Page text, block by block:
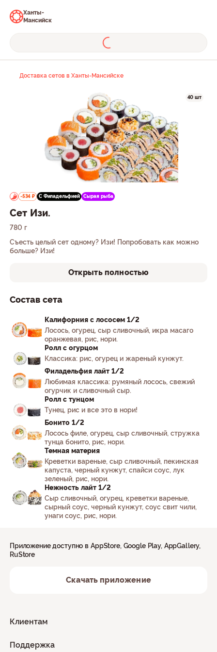
Ханты-
Мансийск
Доставка сетов в Ханты-Мансийске
40 шт
-534 ₽ С Филадельфией Сырая рыба
Сет Изи.
780 г
Съесть целый сет одному? Изи! Попробовать как можно
больше? Изи!
Открыть полностью
Состав сета
Калифорния с лососем 1/2
Лосось, огурец, сыр сливочный, икра масаго
оранжевая, рис, нори.
Ролл с огурцом
Классика: рис, огурец и жареный кунжут.
Филадельфия лайт 1/2
Любимая классика: румяный лосось, свежий
огурчик и сливочный сыр.
Ролл с тунцом
Тунец, рис и все это в нори!
Бонито 1/2
Лосось филе, огурец, сыр сливочный, стружка
тунца бонито, рис, нори.
Темная материя
Креветки вареные, сыр сливочный, пекинская
капуста, черный кунжут, спайси соус, лук
зеленый, рис, нори.
Нежность лайт 1/2
Сыр сливочный, огурец, креветки вареные,
сырный соус, черный кунжут, соус свит чили,
унаги соус, рис, нори.
Клиентам
Поддержка
Приложение доступно в AppStore, Google Play, AppGallery,
RuStore
Скачать приложение